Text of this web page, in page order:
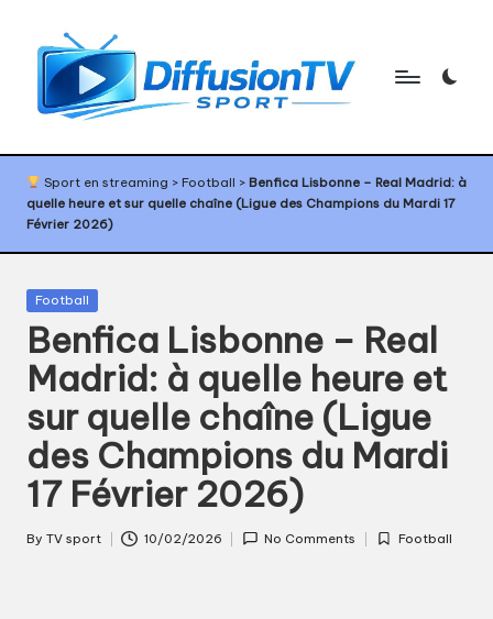
content
D
if
f
u
s
i
o
n
T
V
s
sport,
agenda
TV
sport,
calendrier
sport
Sport en streaming > Football > Benfica Lisbonne – Real Madrid: à
quelle heure et sur quelle chaîne (Ligue des Champions du Mardi 17
Février 2026)
Posted
Football
Benfica Lisbonne – Real
Madrid: à quelle heure et
sur quelle chaîne (Ligue
des Champions du Mardi
17 Février 2026)
Posted
By TV sport 10/02/2026 No Comments
Posted
Football